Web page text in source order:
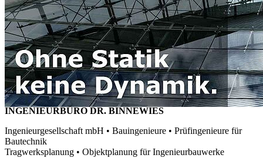
INGENIEURBÜRO DR. BINNEWIES
Ingenieurgesellschaft mbH • Bauingenieure • Prüfingenieure für
Bautechnik
Tragwerksplanung • Objektplanung für Ingenieurbauwerke